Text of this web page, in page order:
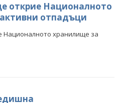
открие Националното
отпадъци
хранилище за